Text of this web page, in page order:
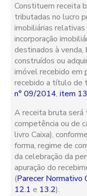
Constituem receita
tributadas no lucro
imobiliárias
incorporação
destinados à venda,
construídos ou
imóvel recebido em
recebido a título de
n° 09/2014,item
A receita bruta será
competência ou de
livro Caixa),
forma, regime de
da celebração da
apuração do
(Parecer
12.1 e 13.2).